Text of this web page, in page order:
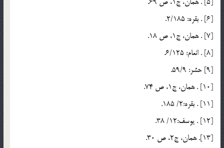
[6] . بقره: 2/185.
[7] . همان، ج1، ص 18.
[8] . انعام: 6/125.
[9] حشر: 59/9.
[10] . همان، ج1، ص 74.
[11] . بقره:2/ 185.
[12] . يوسف:12/ 38.
[13]. همان، ج2، ص 30.